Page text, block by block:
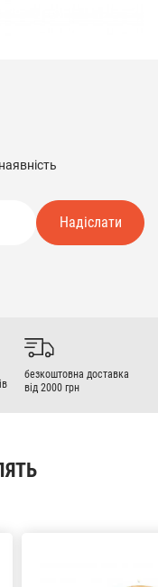
Надіслати
безкоштовна доставка
від 2000 грн